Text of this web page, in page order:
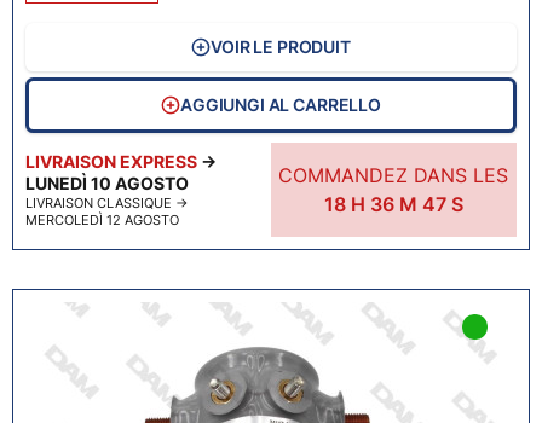
LIVRAISON EXPRESS →
LUNEDÌ 10 AGOSTO
LIVRAISON CLASSIQUE →
MERCOLEDÌ 12 AGOSTO
COMMANDEZ DANS LES
18H 36M 46 S
VOIR LE PRODUIT
AGGIUNGI AL CARRELLO